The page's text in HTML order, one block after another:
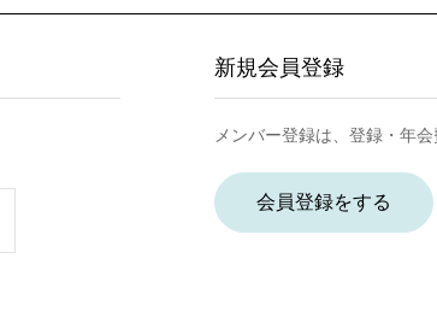
新規会員登録
メンバー登録は、登録・年会
会員登録をする